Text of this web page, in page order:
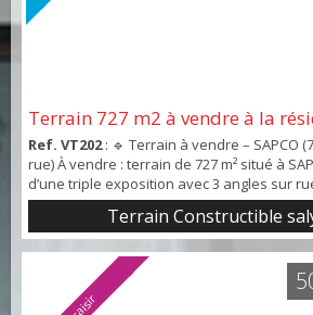
Terrain 727 m2 à vendre à la
Ref. VT202: 🔹 Terrain à vendre – SAPCO
rue) À vendre : terrain de 727 m² situé à
d’une triple exposition avec 3 angles sur
construction d’un immeuble à usage
aux étages et commerces en rez-de-
stratégique dans une zone en plein
FCFA📍 Opportunité rare pour promoteurs
Terrain Constructible